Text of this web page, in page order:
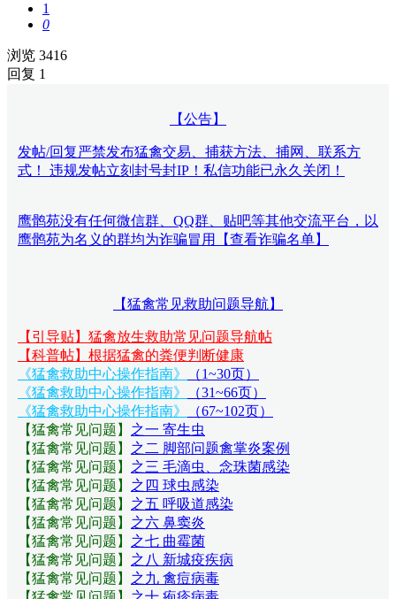
1
0
浏览 3416
回复 1
【公告】
发帖/回复严禁发布猛禽交易、捕获方法、捕网、联系方
式！ 违规发帖立刻封号封IP！私信功能已永久关闭！
鹰鹘苑没有任何微信群、QQ群、贴吧等其他交流平台，以
鹰鹘苑为名义的群均为诈骗冒用【查看诈骗名单】
【猛禽常见救助问题导航】
【引导贴】猛禽放生救助常见问题导航帖
【科普帖】根据猛禽的粪便判断健康
《猛禽救助中心操作指南》
（1~30页）
《猛禽救助中心操作指南》
（31~66页）
《猛禽救助中心操作指南》
（67~102页）
【猛禽常见问题 】 之一 寄生虫
【猛禽常见问题 】 之二 脚部问题禽掌炎案例
【猛禽常见问题 】 之三 毛滴虫、念珠菌感染
【猛禽常见问题 】 之四 球虫感染
【猛禽常见问题 】 之五 呼吸道感染
【猛禽常见问题 】 之六 鼻窦炎
【猛禽常见问题 】 之七 曲霉菌
【猛禽常见问题 】 之八 新城疫疾病
【猛禽常见问题 】 之九 禽痘病毒